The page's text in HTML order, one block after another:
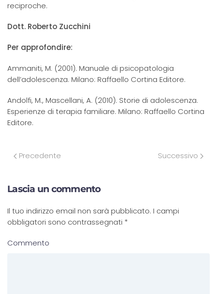
reciproche.
Dott. Roberto Zucchini
Per approfondire:
Ammaniti, M. (2001). Manuale di psicopatologia
dell’adolescenza. Milano: Raffaello Cortina Editore.
Andolfi, M., Mascellani, A. (2010). Storie di adolescenza.
Esperienze di terapia familiare. Milano: Raffaello Cortina
Editore.
Precedente Successivo
Lascia un commento
Il tuo indirizzo email non sarà pubblicato. I campi
obbligatori sono contrassegnati *
Commento